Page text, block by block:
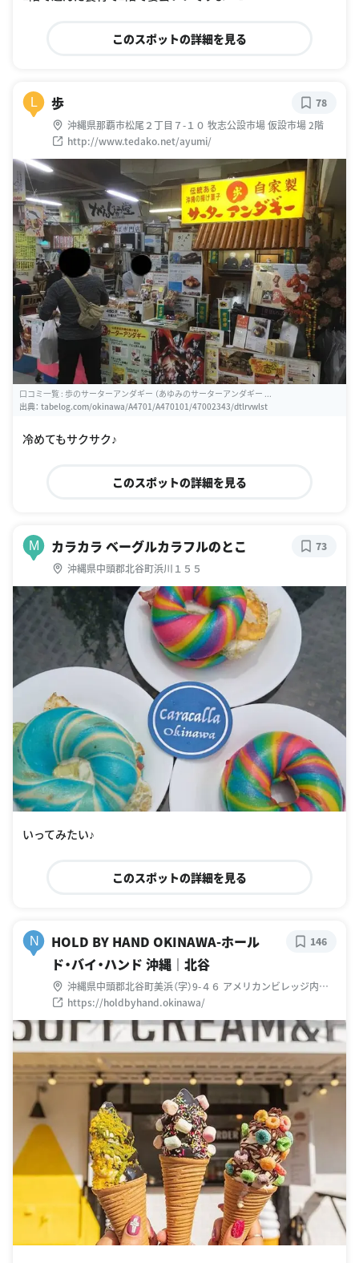
このスポットの詳細を見る
L 歩
沖縄県那覇市松尾２丁目７-１０ 牧志公設市場 仮設市場 2階
http://www.tedako.net/ayumi/
78
口コミ一覧 : 歩のサーターアンダギー （あゆみのサーターアンダギー ...
出典： tabelog.com/okinawa/A4701/A470101/47002343/dtlrvwlst
冷めてもサクサク♪
このスポットの詳細を見る
M カラカラ ベーグルカラフルのとこ
沖縄県中頭郡北谷町浜川１５５
73
いってみたい♪
このスポットの詳細を見る
N
HOLD BY HAND OKINAWA-ホール
ド・バイ・ハンド 沖縄｜北谷
沖縄県中頭郡北谷町美浜（字）9-４６ アメリカンビレッジ内デ
ィストーションシーサイドビル 1F
https://holdbyhand.okinawa/
146